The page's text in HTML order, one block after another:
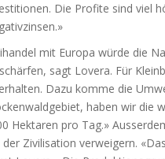
Die Profite sind viel
mit Europa würde die
sagt Lovera. Für
Dazu komme die
haben wir die
Hektaren pro Tag.»
Zivilisation verweigern.